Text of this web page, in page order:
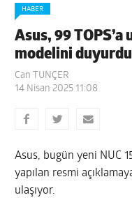
HABER
Asus, 99 TOPS’a
modelini duyurdu
Can TUNÇER
14 Nisan 2025 11:08
Asus, bugün yeni NUC
yapılan resmi
ulaşıyor.